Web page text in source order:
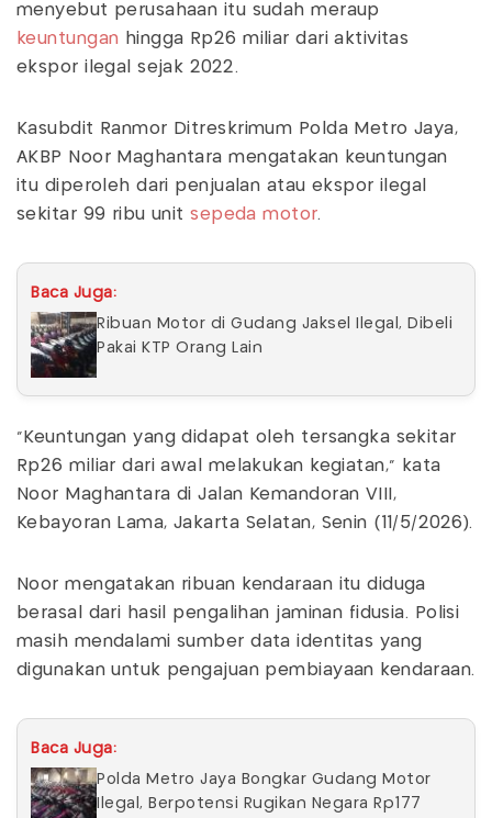
menyebut perusahaan itu sudah meraup
keuntungan hingga Rp26 miliar dari aktivitas
ekspor ilegal sejak 2022.
Kasubdit Ranmor Ditreskrimum Polda Metro Jaya,
AKBP Noor Maghantara mengatakan keuntungan
itu diperoleh dari penjualan atau ekspor ilegal
sekitar 99 ribu unitsepeda motor.
Baca Juga:
Ribuan Motor di Gudang Jaksel Ilegal, Dibeli
Pakai KTP Orang Lain
"Keuntungan yang didapat oleh tersangka sekitar
Rp26 miliar dari awal melakukan kegiatan," kata
Noor Maghantara di Jalan Kemandoran VIII,
Kebayoran Lama, Jakarta Selatan, Senin (11/5/2026).
Noor mengatakan ribuan kendaraan itu diduga
berasal dari hasil pengalihan jaminan fidusia. Polisi
masih mendalami sumber data identitas yang
digunakan untuk pengajuan pembiayaan kendaraan.
Baca Juga:
Polda Metro Jaya Bongkar Gudang Motor
Ilegal, Berpotensi Rugikan Negara Rp177